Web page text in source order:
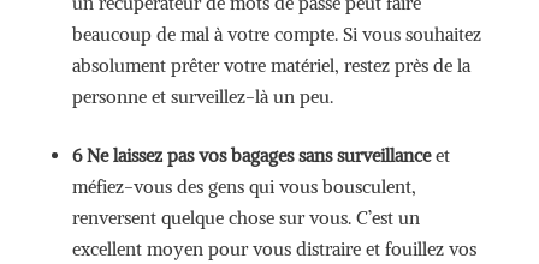
beaucoup de mal à votre compte. Si vous souhaitez
absolument prêter votre matériel, restez près de la
personne et surveillez-là un peu.
6 Ne laissez pas vos bagages sans surveillanceet
méfiez-vous des gens qui vous bousculent,
renversent quelque chose sur vous. C’est un
excellent moyen pour vous distraire et fouillez vos